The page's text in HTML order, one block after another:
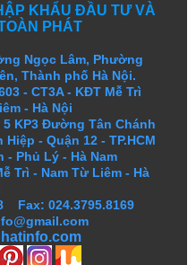
KHẨU ĐẦU TƯ VÀ
PHÁT
Ngọc Lâm, Phường
Thành phố Hà Nội.
- CT3A - KĐT Mễ Trì
- Hà Nội
5 KP3 Đường Tân Chánh
- Quận 12 - TP.HCM
- Phủ Lý - Hà Nam
Trì - Nam Từ Liêm - Hà
Fax: 024.3795.8169